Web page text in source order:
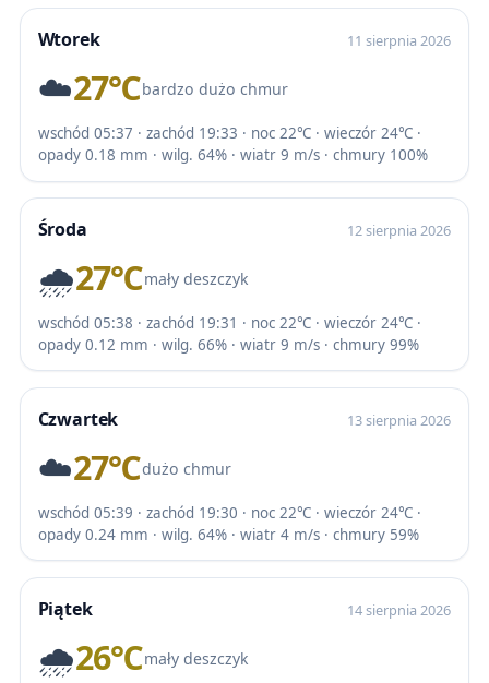
Wtorek 11 sierpnia 2026
☁️27℃bardzo dużo chmur
wschód 05:37 · zachód 19:33 · noc 22℃ · wieczór 24℃ ·
opady 0.18 mm · wilg. 64% · wiatr 9 m/s · chmury 100%
Środa 12 sierpnia 2026
🌧️27℃mały deszczyk
wschód 05:38 · zachód 19:31 · noc 22℃ · wieczór 24℃ ·
opady 0.12 mm · wilg. 66% · wiatr 9 m/s · chmury 99%
Czwartek 13 sierpnia 2026
☁️27℃dużo chmur
wschód 05:39 · zachód 19:30 · noc 22℃ · wieczór 24℃ ·
opady 0.24 mm · wilg. 64% · wiatr 4 m/s · chmury 59%
Piątek 14 sierpnia 2026
🌧️26℃mały deszczyk